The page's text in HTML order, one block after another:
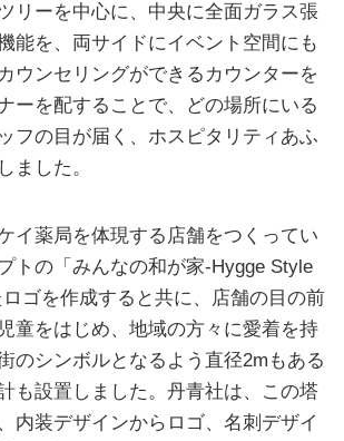
リーを中心に、中央に全面ガラス張
能を、両サイドにイベント空間にも
ウンセリングができるカウンターを
ーを配することで、どの場所にいる
フの目が届く、ホスピタリティあふ
ました。
イ薬局を体現する店舗をつくってい
トの「みんなの和が家-Hygge Style
ゴを作成すると共に、店舗の目の前
童をはじめ、地域の方々に愛着を持
のシンボルとなるよう直径2mもある
も設置しました。丹青社は、この塔
内装デザインからロゴ、名刺デザイ